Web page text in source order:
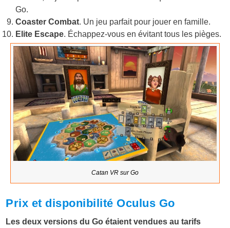
Go.
Coaster Combat. Un jeu parfait pour jouer en famille.
Elite Escape. Échappez-vous en évitant tous les pièges.
Catan VR sur Go
Prix et disponibilité Oculus Go
Les deux versions du Go étaient vendues au tarifs